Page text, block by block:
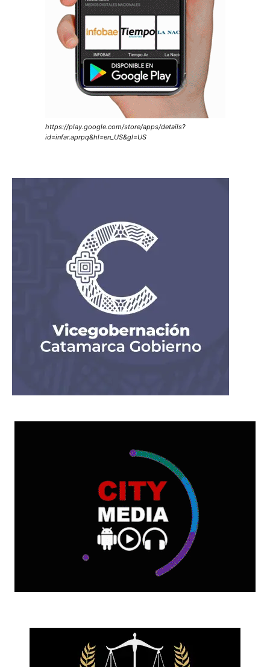
https://play.google.com/store/apps/details?
id=infar.aprpq&hl=en_US&gl=US